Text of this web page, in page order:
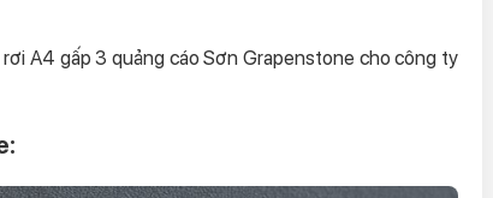
A4 gấp 3 quảng cáo Sơn Grapenstone cho công ty